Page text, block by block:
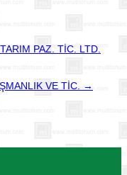
PAZ. TİC. LTD.
VE TİC. →